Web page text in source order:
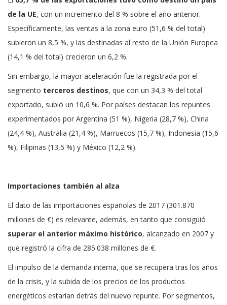
de la UE, con un incremento del 8 % sobre el año anterior.
Específicamente, las ventas a la zona euro (51,6 % del total)
subieron un 8,5 %, y las destinadas al resto de la Unión Europea
(14,1 % del total) crecieron un 6,2 %.
Sin embargo, la mayor aceleración fue la registrada por el
segmento terceros destinos, que con un 34,3 % del total
exportado, subió un 10,6 %. Por países destacan los repuntes
experimentados por Argentina (51 %), Nigeria (28,7 %), China
(24,4 %), Australia (21,4 %), Marruecos (15,7 %), Indonesia (15,6
%), Filipinas (13,5 %) y México (12,2 %).
Importaciones también al alza
El dato de las importaciones españolas de 2017 (301.870
millones de €) es relevante, además, en tanto que consiguió
superar el anterior máximo histórico, alcanzado en 2007 y
que registró la cifra de 285.038 millones de €.
El impulso de la demanda interna, que se recupera tras los años
de la crisis, y la subida de los precios de los productos
energéticos estarían detrás del nuevo repunte. Por segmentos,